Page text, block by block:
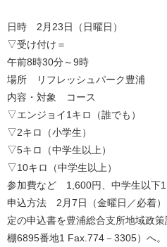
日時 2月23日（日曜日）
▽受け付け＝
午前8時30分～9時
場所 リフレッシュパーク豊浦
内容・対象 コース
▽エンジョイ1キロ（誰でも）
▽2キロ（小学生）
▽5キロ（中学生以上）
▽10キロ（中学生以上）
参加費など 1,600円、中学生以下
申込方法 2月7日（金曜日／必着
定の申込書を豊浦総合支所地域政
棚6895番地1 Fax.774－3305）へ